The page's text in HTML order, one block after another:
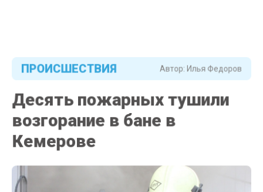
Автор:Илья Федоров
ПРОИСШЕСТВИЯ
Десять пожарных тушили
возгорание в бане в
Кемерове